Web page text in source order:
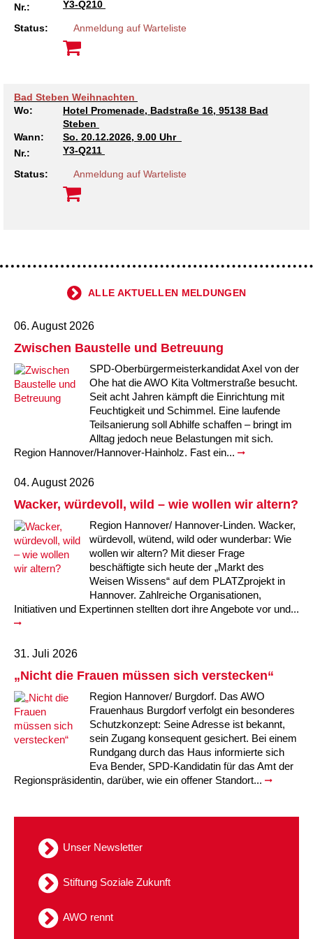
Kindertagesstätte Klaus-Müller-Kilian-Weg /
“Mäuseburg” / Familienzentrum
Kindertagesstätte Langes Feld “Deisterspatzen”
Kindertagesstätte Moorlilienweg /
Kindertagesstätte Petermannstraße /
Familienzentrum
Kindertagesstätte Rosenbergstraße
Krippe Schleswiger Straße
Kindertagesstätte Sylter Weg
Kindertagesstätte Tresckowstraße
Kindertagesstätte Voltmerstraße
Kindertagesstätte Wiehbergstraße
Kindertagesstätte Hiltrud-Grote-Weg
Kindertagesstätte Johannes-Lau-Hof
Kindertagesstätte Kapellenbrink /
Kindertagesstätte Klaus-Müller-Kilian-Weg /
“Mäuseburg” / Familienzentrum
Kindertagesstätte Langes Feld “Deisterspatzen”
Kindertagesstätte Levester Straße
Kindertagesstätte Moorlilienweg /
Familienzentrum
Kindertagesstätte Mühenkamp / Familienzentrum
Kindertagesstätte Petermannstraße /
Familienzentrum
Kindertagesstätte Pfarrlandplatz
Hör- und Sprachheilkindergarten Ratswiese
Kindertagesstätte Rosenbergstraße
Kindertagesstätte Schneiderberg
Kindertagesstätte Schweriner Straße /
Familienzentrum
Kindertagesstätte Tresckowstraße
Kindertagesstätte Voltmerstraße
Kindertagesstätte Wiehbergstraße
Nr.:
Y3-Q210
Status: Anmeldung auf Warteliste
Bad Steben Weihnachten
Wo:
Hotel Promenade, Badstraße 16, 95138 Bad
Steben
Wann:
So. 20.12.2026, 9.00 Uhr
Nr.:
Y3-Q211
Status: Anmeldung auf Warteliste
ALLE AKTUELLEN MELDUNGEN
06. August 2026
Zwischen Baustelle und Betreuung
SPD-Oberbürgermeisterkandidat Axel von der
Ohe hat die AWO Kita Voltmerstraße besucht.
Seit acht Jahren kämpft die Einrichtung mit
Feuchtigkeit und Schimmel. Eine laufende
Teilsanierung soll Abhilfe schaffen – bringt im
Alltag jedoch neue Belastungen mit sich.
Region Hannover/Hannover-Hainholz. Fast ein...
04. August 2026
Wacker, würdevoll, wild – wie wollen wir altern?
Region Hannover/ Hannover-Linden. Wacker,
würdevoll, wütend, wild oder wunderbar: Wie
wollen wir altern? Mit dieser Frage
beschäftigte sich heute der „Markt des
Weisen Wissens“ auf dem PLATZprojekt in
Hannover. Zahlreiche Organisationen,
Initiativen und Expertinnen stellten dort ihre Angebote vor und...
31. Juli 2026
„Nicht die Frauen müssen sich verstecken“
Region Hannover/ Burgdorf. Das AWO
Frauenhaus Burgdorf verfolgt ein besonderes
Schutzkonzept: Seine Adresse ist bekannt,
sein Zugang konsequent gesichert. Bei einem
Rundgang durch das Haus informierte sich
Eva Bender, SPD-Kandidatin für das Amt der
Regionspräsidentin, darüber, wie ein offener Standort...
Unser Newsletter
Stiftung Soziale Zukunft
AWO rennt